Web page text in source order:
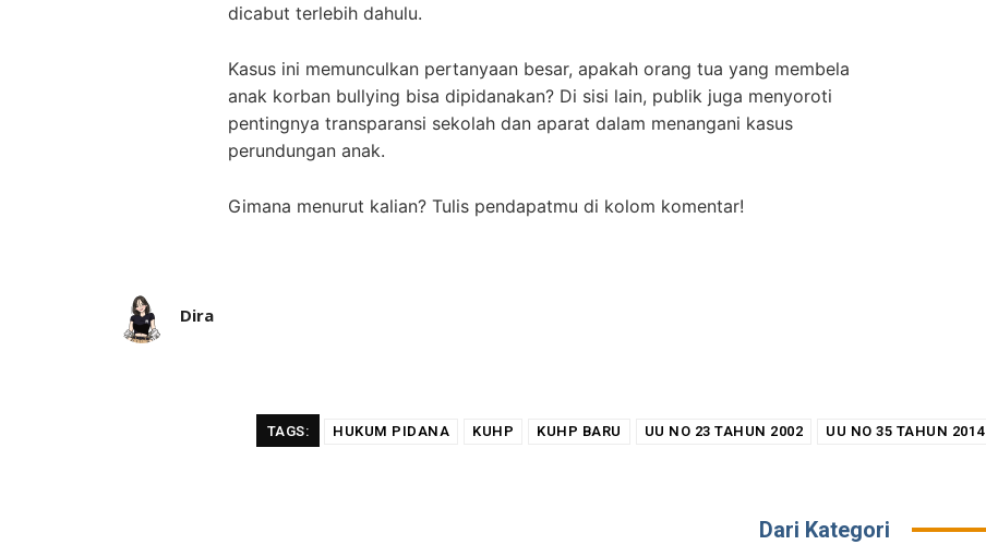
dicabut terlebih dahulu.
Kasus ini memunculkan pertanyaan besar, apakah orang tua yang membela
anak korban bullying bisa dipidanakan? Di sisi lain, publik juga menyoroti
pentingnya transparansi sekolah dan aparat dalam menangani kasus
perundungan anak.
Gimana menurut kalian? Tulis pendapatmu di kolom komentar!
Dira
TAGS: HUKUM PIDANA KUHP KUHP BARU UU NO 23 TAHUN 2002 UU NO 35 TAHUN 2014
Dari Kategori